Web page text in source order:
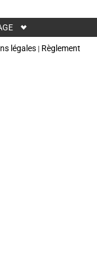
légales| Règlement